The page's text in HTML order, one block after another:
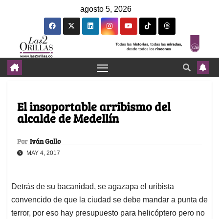
agosto 5, 2026
El insoportable arribismo del
alcalde de Medellín
Por Iván Gallo
MAY 4, 2017
Detrás de su bacanidad, se agazapa el uribista
convencido de que la ciudad se debe mandar a punta de
terror, por eso hay presupuesto para helicóptero pero no